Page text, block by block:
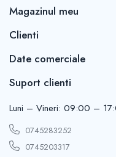
Magazinul meu
Clienti
Date comerciale
Suport clienti
Luni – Vineri: 09:00 –
0745283252
0745203317